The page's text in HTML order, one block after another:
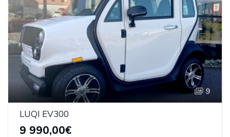
9
LUQI EV300
9 990,00€